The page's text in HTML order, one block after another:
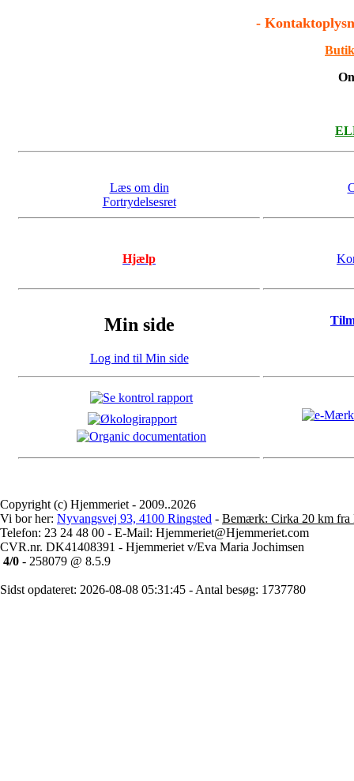
-
Læs om din
Fortrydelsesret
Hjælp
Min side
Log ind til Min side
Copyright (c) Hjemmeriet - 2009..2026
Vi bor her: Nyvangsvej 93, 4100 Ringsted - Bemærk: Cirka 20 km fra
Telefon: 23 24 48 00 - E-Mail: Hjemmeriet@Hjemmeriet.com
CVR.nr. DK41408391 - Hjemmeriet v/Eva Maria Jochimsen
4/0 - 258079 @ 8.5.9
Sidst opdateret: 2026-08-08 05:31:45 - Antal besøg: 1737780